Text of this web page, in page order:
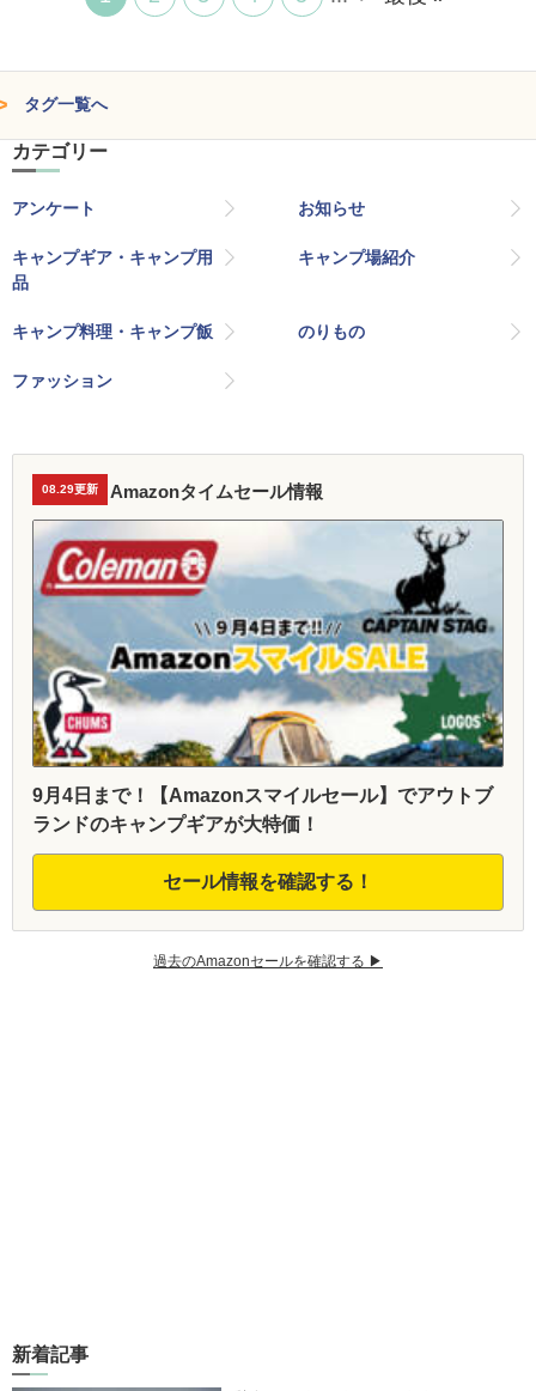
タグ一覧へ
カテゴリー
アンケート お知らせ
キャンプギア・キャンプ用
品
キャンプ場紹介
キャンプ料理・キャンプ飯 のりもの
ファッション
08.29更新 Amazonタイムセール情報
9月4日まで！【Amazonスマイルセール】でアウトブ
ランドのキャンプギアが大特価！
セール情報を確認する！
過去のAmazonセールを確認する ▶︎
新着記事